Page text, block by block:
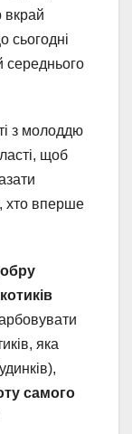
вкрай
сьогодні
середнього
з молоддю
щоб
хто вперше
яка
самого